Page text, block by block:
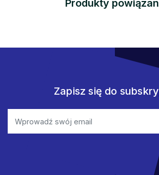
Produkty
Zapisz się do